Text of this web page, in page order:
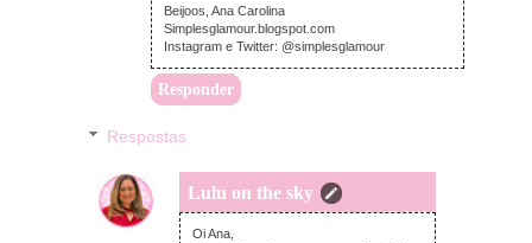
Beijoos, Ana Carolina
Simplesglamour.blogspot.com
Instagram e Twitter: @simplesglamour
Responder
Respostas
Lulu on the sky
sexta-feira, janeiro 02, 2015
Oi Ana,